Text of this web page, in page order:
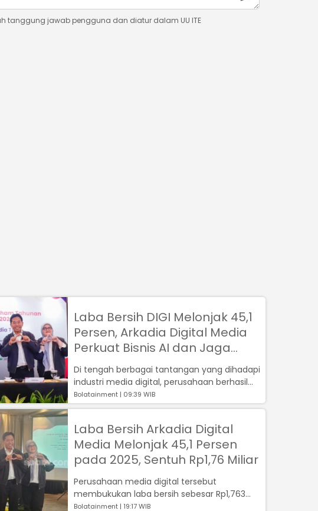
tanggung jawab pengguna dan diatur dalam UU ITE
Laba Bersih DIGI Melonjak 45,1
Persen, Arkadia Digital Media
Perkuat Bisnis AI dan Jaga
Fundamental Keuangan
Di tengah berbagai tantangan yang dihadapi
industri media digital, perusahaan berhasil
membukukan laba bersih sebesar Rp...
Bolatainment | 09:39 WIB
Laba Bersih Arkadia Digital
Media Melonjak 45,1 Persen
pada 2025, Sentuh Rp1,76 Miliar
Perusahaan media digital tersebut
membukukan laba bersih sebesar Rp1,763
miliar atau meningkat 45,1 persen
Bolatainment | 19:17 WIB